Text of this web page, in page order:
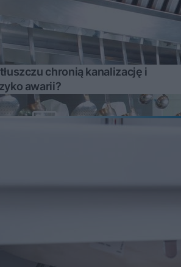
chronią kanalizację i
awarii?